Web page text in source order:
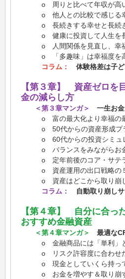
o 周りと比べて年収が高い
o 他人との比較で感じる幸
o 長続きする幸せと長続き
o 健康に投資して人生を長
o 人間関係を見直し、幸福
o 「多趣味」は幸福度を
コラム：
体験格差は子ど
【第３章】 資産ゼロを
金の減らし方
＜第３章マンガ＞
一生お金
o 富の最大化より幸福の最
o 50代からの資産形成プ
o 60代からの投資シミュ
o バランスをみながらお金
o 定年前後のコア・サテラ
o 資産運用の出口戦略の
o 資産はどこから取り崩
コラム：
自動取り崩しサ
【第４章】 自分に合っ
おすすめ金融資産
＜第４章マンガ＞
最適な
o 金融商品には「単利」と
o リスク許容度に合わせた
o 現金としていくら持って
o お金を増やす＆取り崩